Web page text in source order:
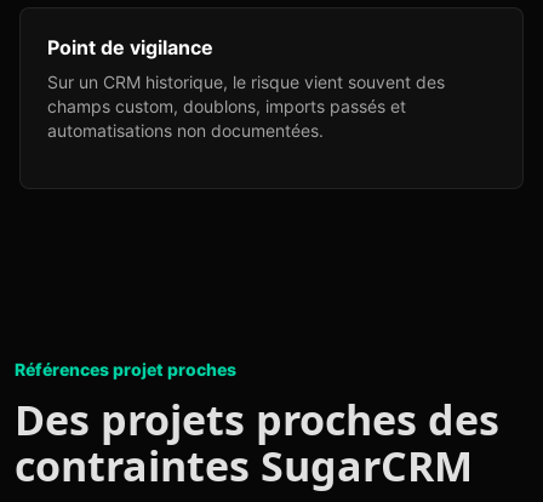
Point de vigilance
Sur un CRM historique, le risque vient souvent des
champs custom, doublons, imports passés et
automatisations non documentées.
Références projet proches
Des projets proches des
contraintes SugarCRM